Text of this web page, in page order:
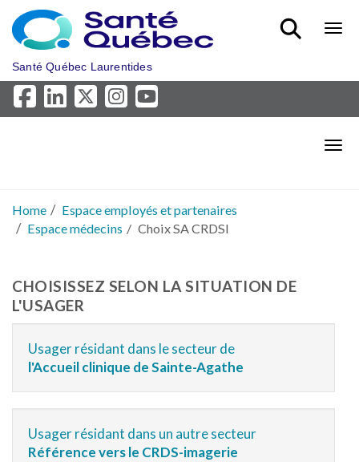
Skip to main content
Santé Québec Laurentides
Home
Espace employés et partenaires
Espace médecins
Choix SA CRDSI
CHOISISSEZ SELON LA SITUATION DE
L'USAGER
Usager résidant dans le secteur de
l'Accueil clinique de Sainte-Agathe
Usager résidant dans un autre secteur
Référence vers le CRDS-imagerie